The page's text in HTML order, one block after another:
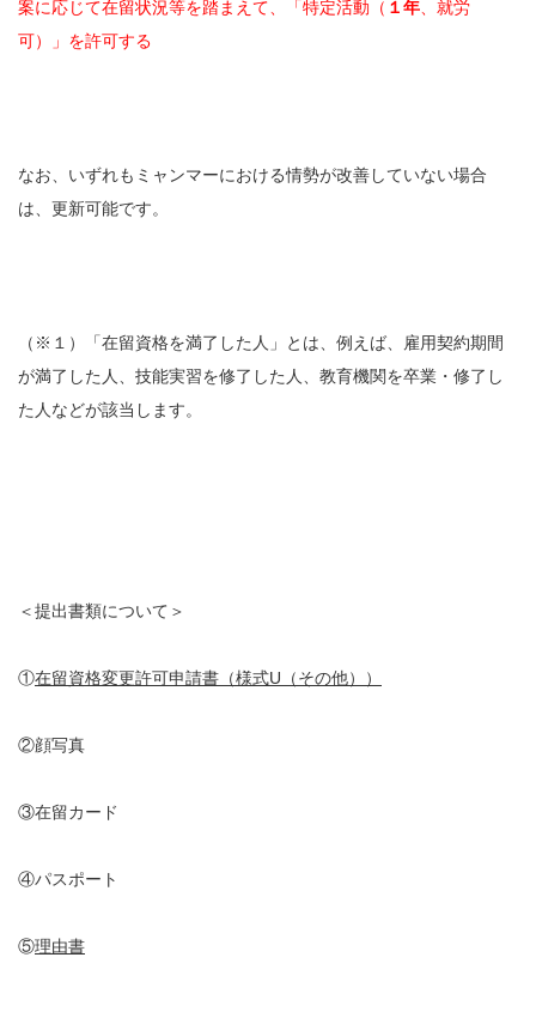
案に応じて在留状況等を踏まえて、「特定活動（ １年 、就労
可）」を許可する
なお、いずれもミャンマーにおける情勢が改善していない場合
は、更新可能です。
（※１）「在留資格を満了した人」とは、例えば、雇用契約期間
が満了した人、技能実習を修了した人、教育機関を卒業・修了し
た人などが該当します。
＜提出書類について＞
①在留資格変更許可申請書（様式U（その他））
②顔写真
③在留カード
④パスポート
⑤理由書